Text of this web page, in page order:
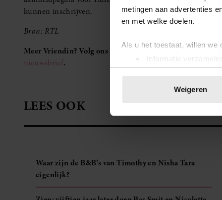
metingen aan advertenties
en met welke doelen.
Als u het toestaat, willen we
Informatie
Uw apparaat
toestemming op elk
We gebruiken cookies om
websiteverkeer te
media, adverteren en
verstrekt of die ze hebben
onze website blijft gebruiken.
Weigeren
kunnen inschrijven.
Bron: RTL
Meer Vriendin? Volg ons op Facebook enInstagram
nieuwsbrief.
LEES OOK
Waar zijn de B&B’s van Timothy en Nisha Tara
eigenlijk?